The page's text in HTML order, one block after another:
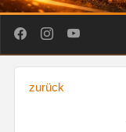
zurück